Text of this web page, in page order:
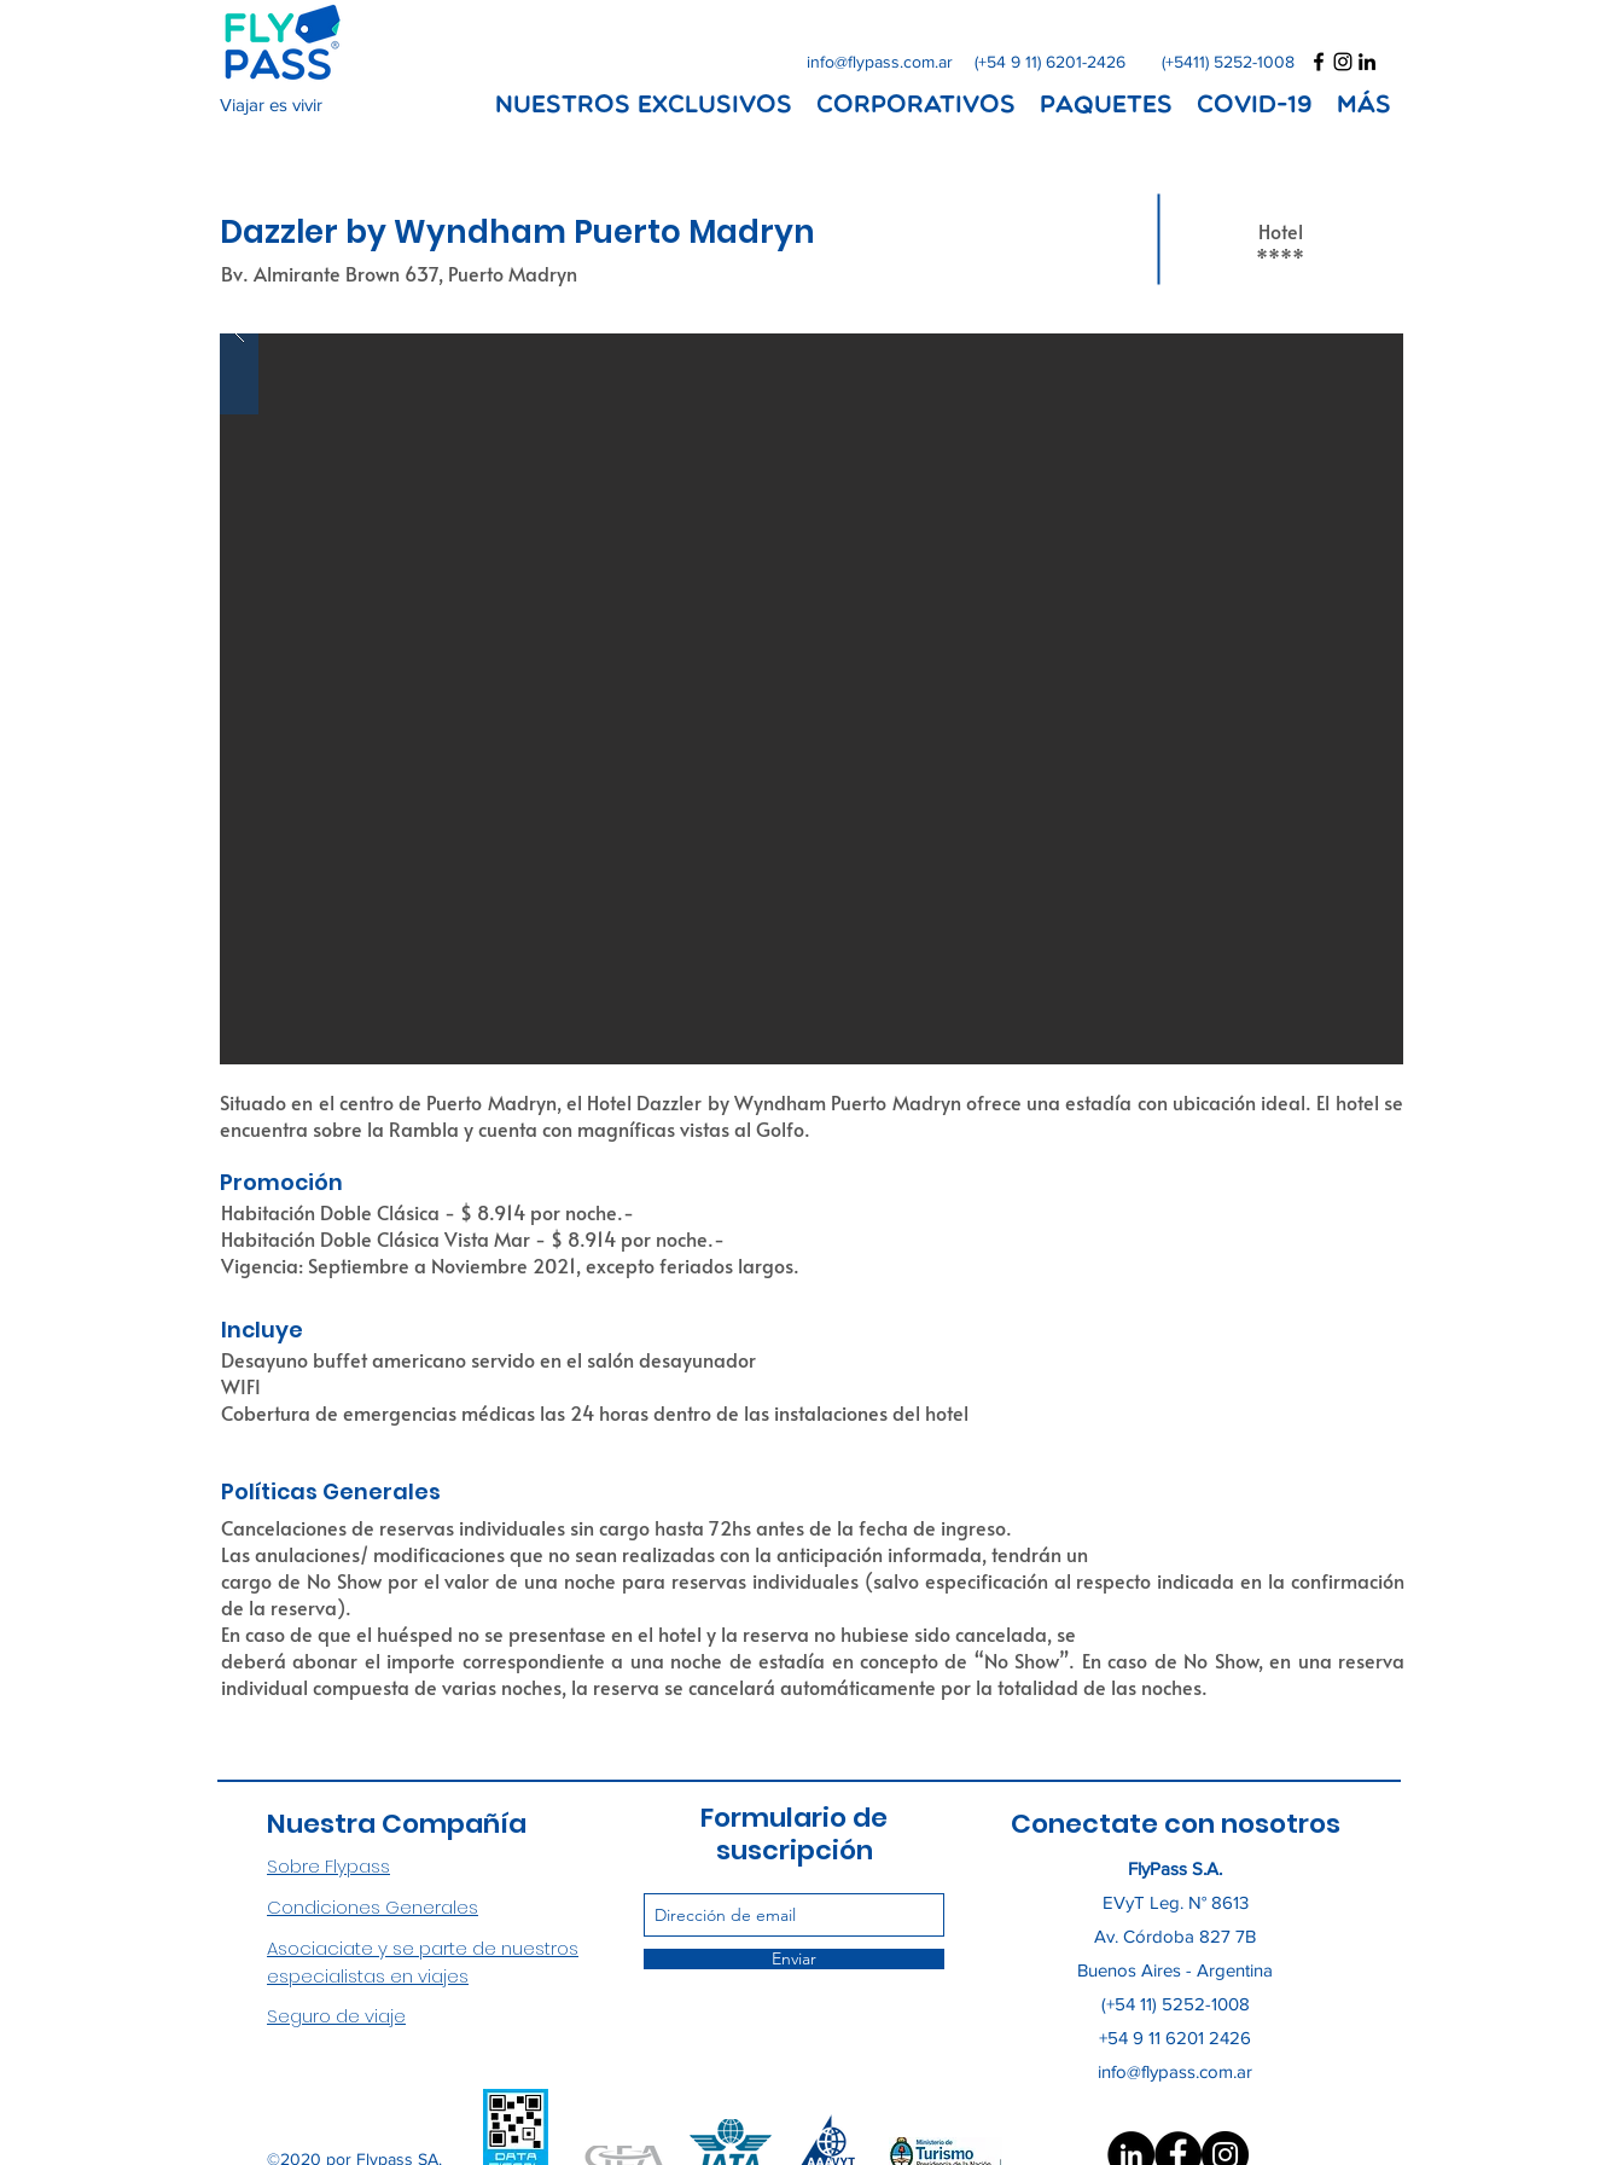
Viajar es vivir
info@flypass.com.ar (+54 9 11) 6201-2426 (+5411) 5252-1008
NUESTROS EXCLUSIVOS Corporativos Paquetes COVID-19 Más
Dazzler by Wyndham Puerto Madryn
Hotel
****
Bv. Almirante Brown 637, Puerto Madryn
Situado en el centro de Puerto Madryn, el Hotel Dazzler by Wyndham Puerto Madryn ofrece una estadía con ubicación ideal. El hotel se
encuentra sobre la Rambla y cuenta con magníficas vistas al Golfo.
Promoción
Habitación Doble Clásica - $ 8.914 por noche.-
Habitación Doble Clásica Vista Mar - $ 8.914 por noche.-
Vigencia: Septiembre a Noviembre 2021, excepto feriados largos.
Incluye
Desayuno buffet americano servido en el salón desayunador
WIFI
Cobertura de emergencias médicas las 24 horas dentro de las instalaciones del hotel
Políticas Generales
Cancelaciones de reservas individuales sin cargo hasta 72hs antes de la fecha de ingreso.
Las anulaciones/ modificaciones que no sean realizadas con la anticipación informada, tendrán un
cargo de No Show por el valor de una noche para reservas individuales (salvo especificación al respecto indicada en la confirmación
de la reserva).
En caso de que el huésped no se presentase en el hotel y la reserva no hubiese sido cancelada, se
deberá abonar el importe correspondiente a una noche de estadía en concepto de “No Show”. En caso de No Show, en una reserva
individual compuesta de varias noches, la reserva se cancelará automáticamente por la totalidad de las noches.
Nuestra Compañía
Sobre Flypass
Condiciones Generales
Asociaciate y se parte de nuestros
especialistas en viajes
Seguro de viaje
Formulario de
suscripción
Enviar
©2020 por Flypass SA.
Conectate con nosotros
FlyPass S.A.
EVyT Leg. N° 8613
Av. Córdoba 827 7B
Buenos Aires - Argentina
(+54 11) 5252-1008
+54 9 11 6201 2426
info@flypass.com.ar